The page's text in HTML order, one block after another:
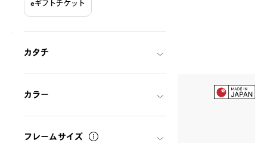
eギフトチケット
カタチ
カラー
フレームサイズ
Graph Belle